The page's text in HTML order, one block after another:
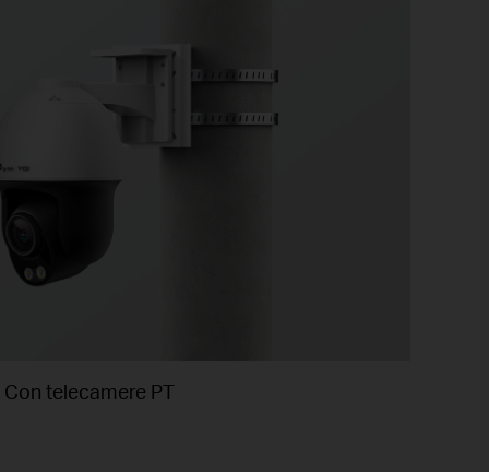
Con telecamere PT